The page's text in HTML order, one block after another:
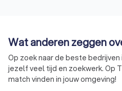
gedragscode van de NGRW.
betekent dat ze niet zomaar
eigen gang kunnen gaan, maar
moeten voldoen aan strenge
eisen qua integriteit en
Wat anderen zeggen
Op zoek naar de beste
jezelf veel tijd en zoekwerk. Op
match vinden in jouw omgeving!